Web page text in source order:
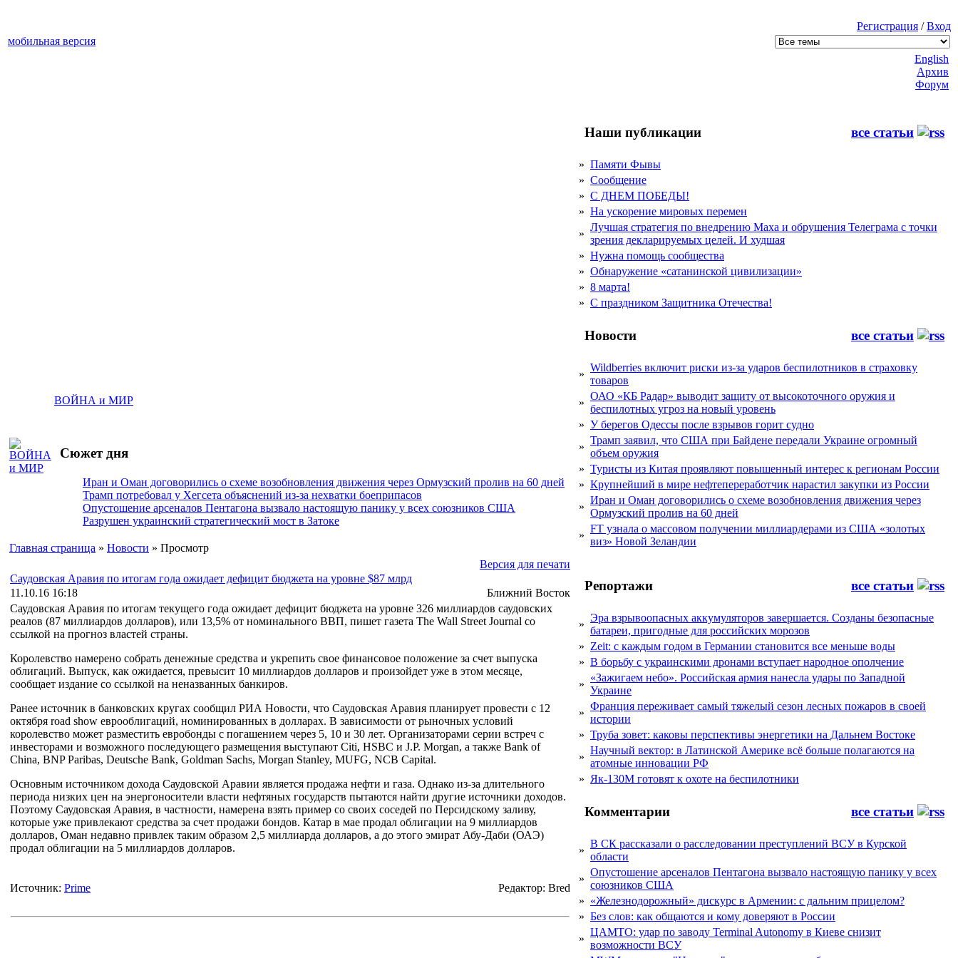
Регистрация /Вход
мобильная версия
ВОЙНА и МИР
Сюжет дня
Иран и Оман договорились о схеме возобновления движения через Ормузский пролив на 60 дней
Трамп потребовал у Хегсета объяснений из-за нехватки боеприпасов
Опустошение арсеналов Пентагона вызвало настоящую панику у всех союзников США
Разрушен украинский стратегический мост в Затоке
Главная страница » Новости » Просмотр
Версия для печати
Саудовская Аравия по итогам года ожидает дефицит бюджета на уровне $87 млрд
11.10.16 16:18
Ближний Восток
Саудовская Аравия по итогам текущего года ожидает дефицит бюджета на уровне 326 миллиардов саудовских
реалов (87 миллиардов долларов), или 13,5% от номинального ВВП, пишет газета The Wall Street Journal со
ссылкой на прогноз властей страны.
Королевство намерено собрать денежные средства и укрепить свое финансовое положение за счет выпуска
облигаций. Выпуск, как ожидается, превысит 10 миллиардов долларов и произойдет уже в этом месяце,
сообщает издание со ссылкой на неназванных банкиров.
Ранее источник в банковских кругах сообщил РИА Новости, что Саудовская Аравия планирует провести с 12
октября road show еврооблигаций, номинированных в долларах. В зависимости от рыночных условий
королевство может разместить евробонды с погашением через 5, 10 и 30 лет. Организаторами серии встреч с
инвесторами и возможного последующего размещения выступают Citi, HSBC и J.P. Morgan, а также Bank of
China, BNP Paribas, Deutsche Bank, Goldman Sachs, Morgan Stanley, MUFG, NCB Capital.
Основным источником дохода Саудовской Аравии является продажа нефти и газа. Однако из-за длительного
периода низких цен на энергоносители власти нефтяных государств пытаются найти другие источники доходов.
Поэтому Саудовская Аравия, в частности, намерена взять пример со своих соседей по Персидскому заливу,
которые уже привлекают средства за счет продажи бондов. Катар в мае продал облигации на 9 миллиардов
долларов, Оман недавно привлек таким образом 2,5 миллиарда долларов, а до этого эмират Абу-Даби (ОАЭ)
продал облигации на 5 миллиардов долларов.
Источник: Prime Редактор: Bred
English
Архив
Форум
Наши публикации все статьи
» Памяти Фывы
» Сообщение
» С ДНЕМ ПОБЕДЫ!
» На ускорение мировых перемен
»
Лучшая стратегия по внедрению Маха и обрушения Телеграма с точки
зрения декларируемых целей. И худшая
» Нужна помощь сообщества
» Обнаружение «сатанинской цивилизации»
» 8 марта!
» С праздником Защитника Отечества!
Новости все статьи
»
Wildberries включит риски из-за ударов беспилотников в страховку
товаров
»
ОАО «КБ Радар» выводит защиту от высокоточного оружия и
беспилотных угроз на новый уровень
» У берегов Одессы после взрывов горит судно
»
Трамп заявил, что США при Байдене передали Украине огромный
объем оружия
» Туристы из Китая проявляют повышенный интерес к регионам России
» Крупнейший в мире нефтепереработчик нарастил закупки из России
»
Иран и Оман договорились о схеме возобновления движения через
Ормузский пролив на 60 дней
»
FT узнала о массовом получении миллиардерами из США «золотых
виз» Новой Зеландии
Репортажи все статьи
»
Эра взрывоопасных аккумуляторов завершается. Созданы безопасные
батареи, пригодные для российских морозов
» Zeit: с каждым годом в Германии становится все меньше воды
» В борьбу с украинскими дронами вступает народное ополчение
»
«Зажигаем небо». Российская армия нанесла удары по Западной
Украине
»
Франция переживает самый тяжелый сезон лесных пожаров в своей
истории
» Труба зовет: каковы перспективы энергетики на Дальнем Востоке
»
Научный вектор: в Латинской Америке всё больше полагаются на
атомные инновации РФ
» Як-130М готовят к охоте на беспилотники
Комментарии все статьи
»
В СК рассказали о расследовании преступлений ВСУ в Курской
области
»
Опустошение арсеналов Пентагона вызвало настоящую панику у всех
союзников США
» «Железнодорожный» дискурс в Армении: с дальним прицелом?
» Без слов: как общаются и кому доверяют в России
»
ЦАМТО: удар по заводу Terminal Autonomy в Киеве снизит
возможности ВСУ